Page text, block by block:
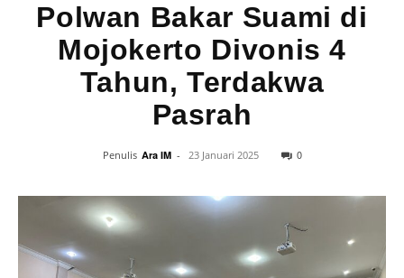
Polwan Bakar Suami di
Mojokerto Divonis 4
Tahun, Terdakwa
Pasrah
Penulis Ara IM - 23 Januari 2025 0